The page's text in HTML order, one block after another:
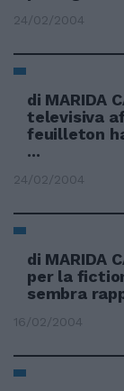
24/02/2004
di MARIDA
televisiva
feuilleton
...
24/02/2004
di MARIDA
per la
sembra
16/02/2004